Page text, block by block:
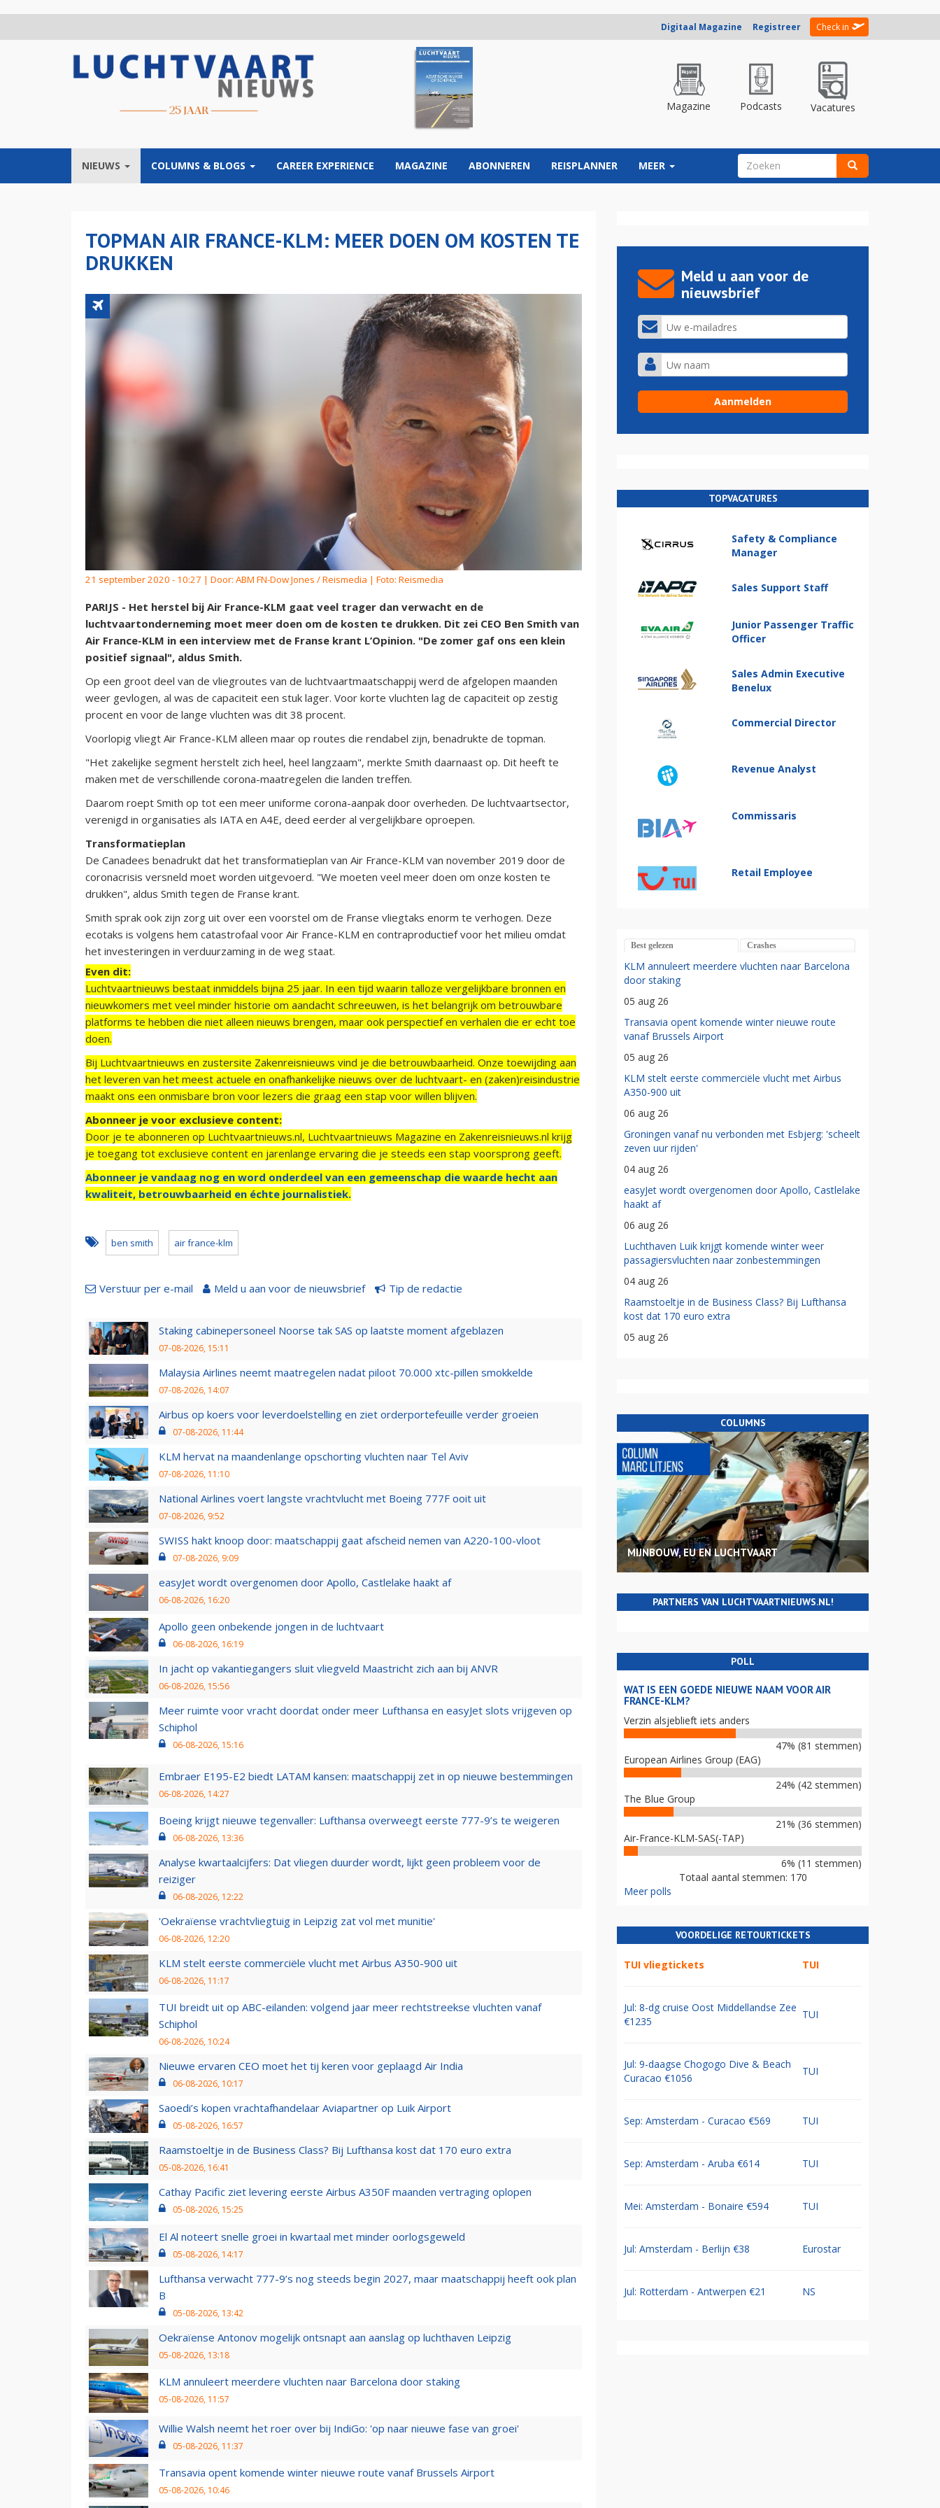
Digitaal Magazine Registreer Check in
Magazine Podcasts Vacatures
NIEUWS COLUMNS & BLOGS CAREER EXPERIENCE MAGAZINE ABONNEREN REISPLANNER MEER ZOEKVELD
TOPMAN AIR FRANCE-KLM: MEER DOEN OM KOSTEN TE
DRUKKEN
21 september 2020 - 10:27 | Door: ABM FN-Dow Jones / Reismedia | Foto: Reismedia
PARIJS - Het herstel bij Air France-KLM gaat veel trager dan verwacht en de
luchtvaartonderneming moet meer doen om de kosten te drukken. Dit zei CEO Ben Smith van
Air France-KLM in een interview met de Franse krant L’Opinion. "De zomer gaf ons een klein
positief signaal", aldus Smith.
Op een groot deel van de vliegroutes van de luchtvaartmaatschappij werd de afgelopen maanden
weer gevlogen, al was de capaciteit een stuk lager. Voor korte vluchten lag de capaciteit op zestig
procent en voor de lange vluchten was dit 38 procent.
Voorlopig vliegt Air France-KLM alleen maar op routes die rendabel zijn, benadrukte de topman.
"Het zakelijke segment herstelt zich heel, heel langzaam", merkte Smith daarnaast op. Dit heeft te
maken met de verschillende corona-maatregelen die landen treffen.
Daarom roept Smith op tot een meer uniforme corona-aanpak door overheden. De luchtvaartsector,
verenigd in organisaties als IATA en A4E, deed eerder al vergelijkbare oproepen.
Transformatieplan
De Canadees benadrukt dat het transformatieplan van Air France-KLM van november 2019 door de
coronacrisis versneld moet worden uitgevoerd. "We moeten veel meer doen om onze kosten te
drukken", aldus Smith tegen de Franse krant.
Smith sprak ook zijn zorg uit over een voorstel om de Franse vliegtaks enorm te verhogen. Deze
ecotaks is volgens hem catastrofaal voor Air France-KLM en contraproductief voor het milieu omdat
het investeringen in verduurzaming in de weg staat.
Even dit:
Luchtvaartnieuws bestaat inmiddels bijna 25 jaar. In een tijd waarin talloze vergelijkbare bronnen en
nieuwkomers met veel minder historie om aandacht schreeuwen, is het belangrijk om betrouwbare
platforms te hebben die niet alleen nieuws brengen, maar ook perspectief en verhalen die er echt toe
doen.
Bij Luchtvaartnieuws en zustersite Zakenreisnieuws vind je die betrouwbaarheid. Onze toewijding aan
het leveren van het meest actuele en onafhankelijke nieuws over de luchtvaart- en (zaken)reisindustrie
maakt ons een onmisbare bron voor lezers die graag een stap voor willen blijven.
Abonneer je voor exclusieve content:
Door je te abonneren op Luchtvaartnieuws.nl, Luchtvaartnieuws Magazine en Zakenreisnieuws.nl krijg
je toegang tot exclusieve content en jarenlange ervaring die je steeds een stap voorsprong geeft.
Abonneer je vandaag nog en word onderdeel van een gemeenschap die waarde hecht aan
kwaliteit, betrouwbaarheid en échte journalistiek.
ben smith air france-klm
Verstuur per e-mail Meld u aan voor de nieuwsbrief Tip de redactie
Staking cabinepersoneel Noorse tak SAS op laatste moment afgeblazen
07-08-2026, 15:11
Malaysia Airlines neemt maatregelen nadat piloot 70.000 xtc-pillen smokkelde
07-08-2026, 14:07
Airbus op koers voor leverdoelstelling en ziet orderportefeuille verder groeien
07-08-2026, 11:44
KLM hervat na maandenlange opschorting vluchten naar Tel Aviv
07-08-2026, 11:10
National Airlines voert langste vrachtvlucht met Boeing 777F ooit uit
07-08-2026, 9:52
SWISS hakt knoop door: maatschappij gaat afscheid nemen van A220-100-vloot
07-08-2026, 9:09
easyJet wordt overgenomen door Apollo, Castlelake haakt af
06-08-2026, 16:20
Apollo geen onbekende jongen in de luchtvaart
06-08-2026, 16:19
In jacht op vakantiegangers sluit vliegveld Maastricht zich aan bij ANVR
06-08-2026, 15:56
Meer ruimte voor vracht doordat onder meer Lufthansa en easyJet slots vrijgeven op
Schiphol
06-08-2026, 15:16
Embraer E195-E2 biedt LATAM kansen: maatschappij zet in op nieuwe bestemmingen
06-08-2026, 14:27
Boeing krijgt nieuwe tegenvaller: Lufthansa overweegt eerste 777-9’s te weigeren
06-08-2026, 13:36
Analyse kwartaalcijfers: Dat vliegen duurder wordt, lijkt geen probleem voor de
reiziger
06-08-2026, 12:22
'Oekraïense vrachtvliegtuig in Leipzig zat vol met munitie'
06-08-2026, 12:20
KLM stelt eerste commerciële vlucht met Airbus A350-900 uit
06-08-2026, 11:17
TUI breidt uit op ABC-eilanden: volgend jaar meer rechtstreekse vluchten vanaf
Schiphol
06-08-2026, 10:24
Nieuwe ervaren CEO moet het tij keren voor geplaagd Air India
06-08-2026, 10:17
Saoedi’s kopen vrachtafhandelaar Aviapartner op Luik Airport
05-08-2026, 16:57
Raamstoeltje in de Business Class? Bij Lufthansa kost dat 170 euro extra
05-08-2026, 16:41
Cathay Pacific ziet levering eerste Airbus A350F maanden vertraging oplopen
05-08-2026, 15:25
El Al noteert snelle groei in kwartaal met minder oorlogsgeweld
05-08-2026, 14:17
Lufthansa verwacht 777-9’s nog steeds begin 2027, maar maatschappij heeft ook plan
B
05-08-2026, 13:42
Oekraïense Antonov mogelijk ontsnapt aan aanslag op luchthaven Leipzig
05-08-2026, 13:18
KLM annuleert meerdere vluchten naar Barcelona door staking
05-08-2026, 11:57
Willie Walsh neemt het roer over bij IndiGo: 'op naar nieuwe fase van groei'
05-08-2026, 11:37
Transavia opent komende winter nieuwe route vanaf Brussels Airport
05-08-2026, 10:46
Meld u aan voor de
nieuwsbrief
TOPVACATURES
Safety & Compliance
Manager
Sales Support Staff
Junior Passenger Traffic
Officer
Sales Admin Executive
Benelux
Commercial Director
Revenue Analyst
Commissaris
Retail Employee
Best gelezen Crashes
KLM annuleert meerdere vluchten naar Barcelona
door staking
05 aug 26
Transavia opent komende winter nieuwe route
vanaf Brussels Airport
05 aug 26
KLM stelt eerste commerciële vlucht met Airbus
A350-900 uit
06 aug 26
Groningen vanaf nu verbonden met Esbjerg: 'scheelt
zeven uur rijden'
04 aug 26
easyJet wordt overgenomen door Apollo, Castlelake
haakt af
06 aug 26
Luchthaven Luik krijgt komende winter weer
passagiersvluchten naar zonbestemmingen
04 aug 26
Raamstoeltje in de Business Class? Bij Lufthansa
kost dat 170 euro extra
05 aug 26
COLUMNS
MIJNBOUW, EU EN LUCHTVAART
PARTNERS VAN LUCHTVAARTNIEUWS.NL!
POLL
WAT IS EEN GOEDE NIEUWE NAAM VOOR AIR
FRANCE-KLM?
Verzin alsjeblieft iets anders
47% (81 stemmen)
European Airlines Group (EAG)
24% (42 stemmen)
The Blue Group
21% (36 stemmen)
Air-France-KLM-SAS(-TAP)
6% (11 stemmen)
Totaal aantal stemmen: 170
Meer polls
VOORDELIGE RETOURTICKETS
TUI vliegtickets TUI
Jul: 8-dg cruise Oost Middellandse Zee
€1235
TUI
Jul: 9-daagse Chogogo Dive & Beach
Curacao €1056
TUI
Sep: Amsterdam - Curacao €569 TUI
Sep: Amsterdam - Aruba €614 TUI
Mei: Amsterdam - Bonaire €594 TUI
Jul: Amsterdam - Berlijn €38 Eurostar
Jul: Rotterdam - Antwerpen €21 NS